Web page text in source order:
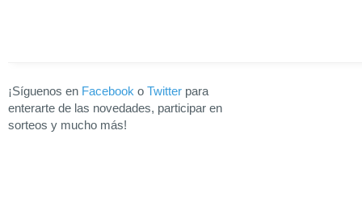
¡Síguenos en Facebook o Twitter para
enterarte de las novedades, participar en
sorteos y mucho más!